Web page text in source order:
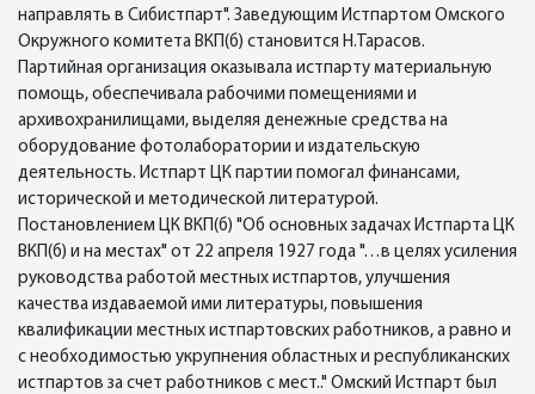
направлять в Сибистпарт". Заведующим Истпартом Омского
Окружного комитета ВКП(б) становится Н.Тарасов.
Партийная организация оказывала истпарту материальную
помощь, обеспечивала рабочими помещениями и
архивохранилищами, выделяя денежные средства на
оборудование фотолаборатории и издательскую
деятельность. Истпарт ЦК партии помогал финансами,
исторической и методической литературой.
Постановлением ЦК ВКП(б) "Об основных задачах Истпарта ЦК
ВКП(б) и на местах" от 22 апреля 1927 года "…в целях усиления
руководства работой местных истпартов, улучшения
качества издаваемой ими литературы, повышения
квалификации местных истпартовских работников, а равно и
с необходимостью укрупнения областных и республиканских
истпартов за счет работников с мест.." Омский Истпарт был